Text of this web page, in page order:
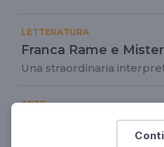
LETTERATURA
Franca Rame e
Una straordinaria
ARTE
Picasso desnudo
L'arte secondo Dario Fo